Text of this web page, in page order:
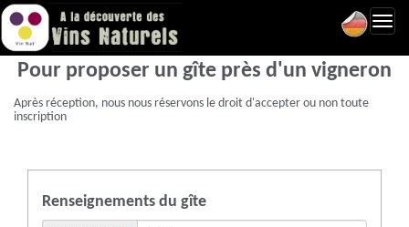
Pour proposer un gîte près d'un vigneron
Après réception, nous nous réservons le droit d'accepter ou non toute
inscription
Renseignements du gîte